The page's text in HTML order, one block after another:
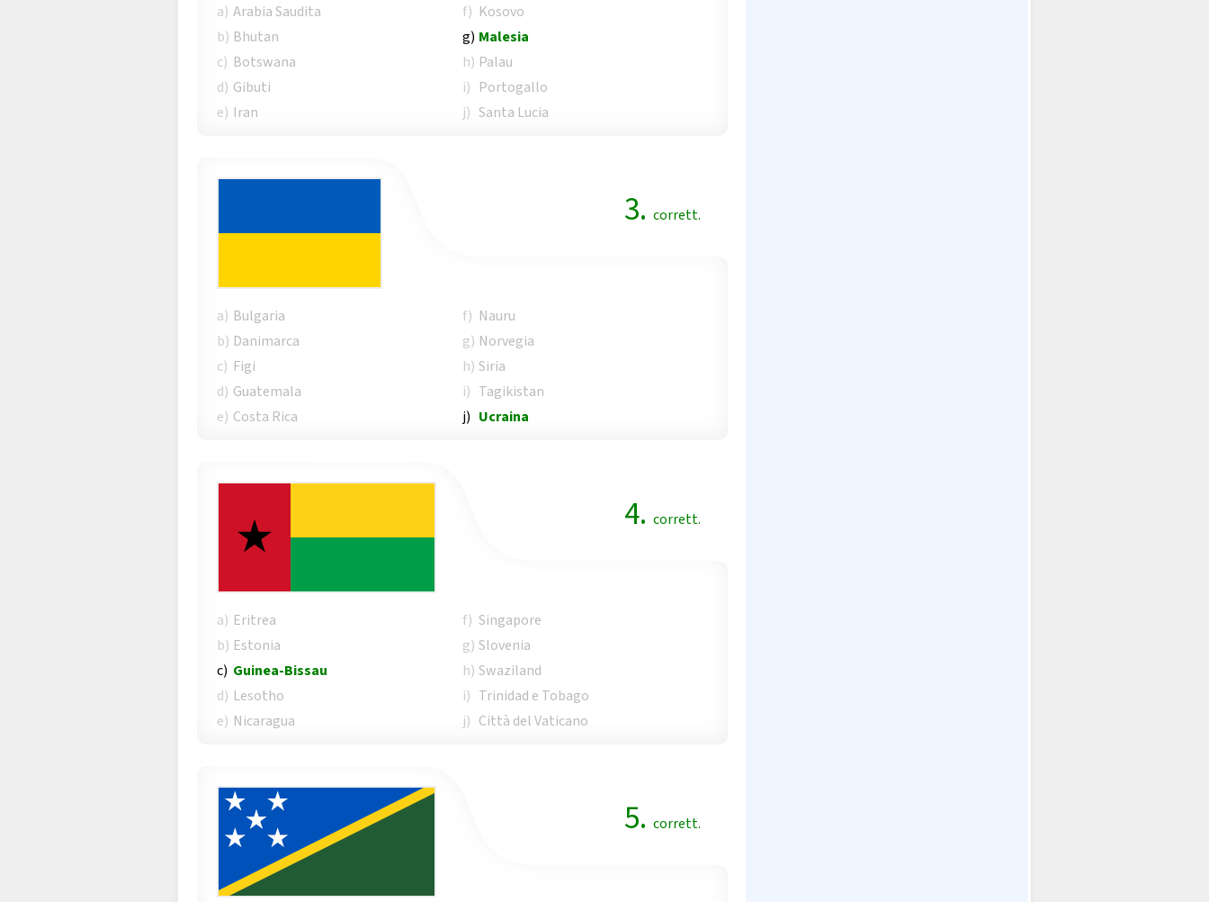
a) Arabia Saudita
b) Bhutan
c) Botswana
d) Gibuti
e) Iran
f) Kosovo
g) Malesia
h) Palau
i) Portogallo
j) Santa Lucia
3. corrett.
a) Bulgaria
b) Danimarca
c) Figi
d) Guatemala
e) Costa Rica
f) Nauru
g) Norvegia
h) Siria
i) Tagikistan
j) Ucraina
4. corrett.
a) Eritrea
b) Estonia
c) Guinea-Bissau
d) Lesotho
e) Nicaragua
f) Singapore
g) Slovenia
h) Swaziland
i) Trinidad e Tobago
j) Città del Vaticano
5. corrett.